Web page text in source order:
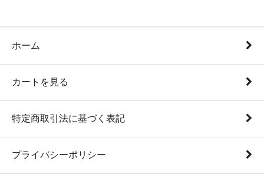
ホーム
カートを見る
特定商取引法に基づく表記
プライバシーポリシー